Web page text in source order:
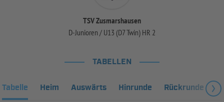
TSV Zusmarshausen
D-Junioren / U13 (D7 Twin) HR 2
TABELLEN
Tabelle Heim Auswärts Hinrunde Rückrunde